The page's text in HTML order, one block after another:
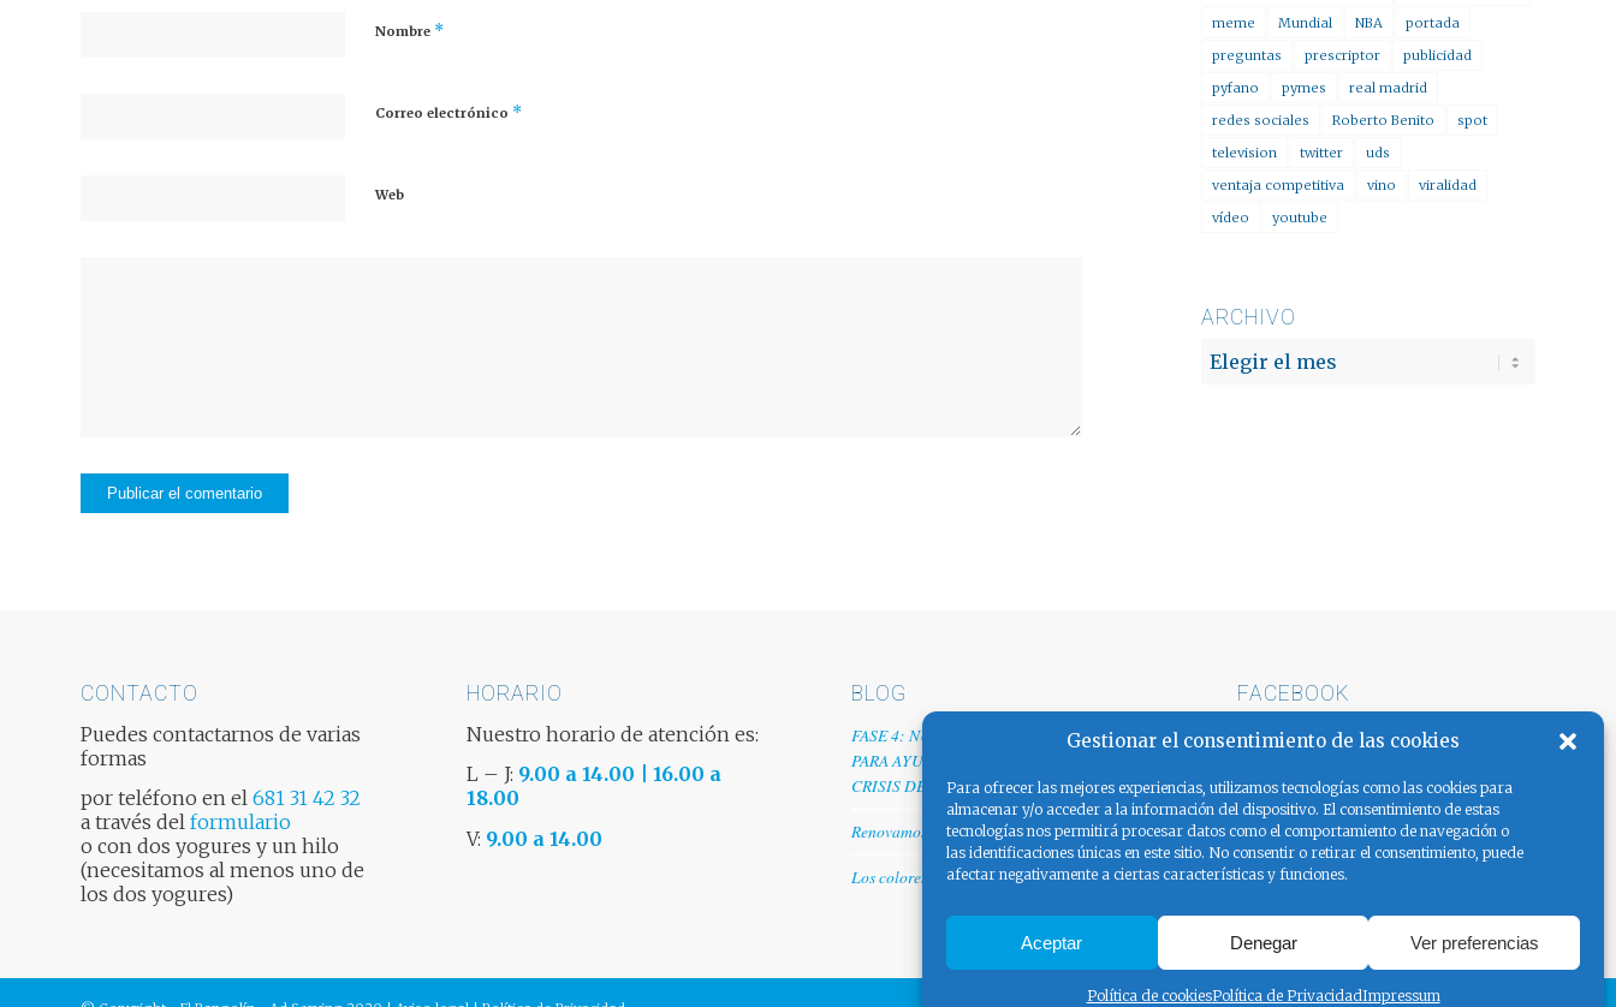
Gestionar el consentimiento de las cookies
Para ofrecer las mejores experiencias, utilizamos tecnologías como las cookies para
almacenar y/o acceder a la información del dispositivo. El consentimiento de estas
tecnologías nos permitirá procesar datos como el comportamiento de navegación o
las identificaciones únicas en este sitio. No consentir o retirar el consentimiento, puede
afectar negativamente a ciertas características y funciones.
Aceptar Denegar Ver preferencias
Política de cookiesPolítica de PrivacidadImpressum
Nombre *
Correo electrónico *
Web
meme
Mundial NBA
portada
preguntas
prescriptor
publicidad
pyfano
pymes
real madrid
redes sociales
Roberto Benito
spot
television
twitter
uds
ventaja competitiva
vino
viralidad
vídeo
youtube
ARCHIVO
CONTACTO
Puedes contactarnos de varias
formas
por teléfono en el 681 31 42 32
a través del formulario
o con dos yogures y un hilo
(necesitamos al menos uno de
los dos yogures)
HORARIO
Nuestro horario de atención es:
L – J: 9.00 a 14.00 | 16.00 a
18.00
V: 9.00 a 14.00
BLOG
FASE 4: NUESTRO GRANITO DE ARENA
PARA AYUDAR A EMPRESAS TRAS LA
CRISIS DEL COVID-19
Renovamos web
Los colores de España
FACEBOOK